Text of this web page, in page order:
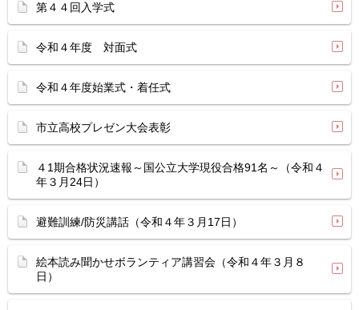
第４４回入学式
令和４年度 対面式
令和４年度始業式・着任式
市立高校プレゼン大会表彰
４1期合格状況速報～国公立大学現役合格91名～（令和４
年３月24日）
避難訓練/防災講話（令和４年３月17日）
絵本読み聞かせボランティア講習会（令和４年３月８
日）